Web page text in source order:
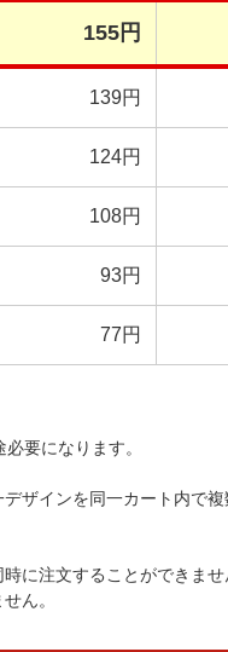
155円
139円
124円
108円
93円
77円
要になります。
ザインを同一カート内で
に注文することができませ
ん。